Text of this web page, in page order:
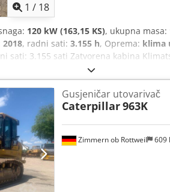
1 / 18
120 kW (163,15 KS), ukupna masa:
2018, radni sati: 3.155 h, Oprema: klima
sati: 3.155 sati Zatvorena kabina
PAT oznaka 3 zupčasta ripera
7 x 3 x 3,35 m Radna težina: 19,6 t
Zimmern ob Rottweil 609
Gusjeničar utovarivač
Caterpillar963K